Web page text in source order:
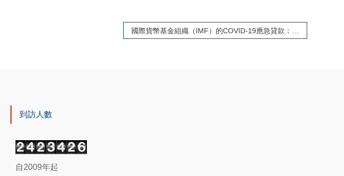
到訪人數
自2009年起